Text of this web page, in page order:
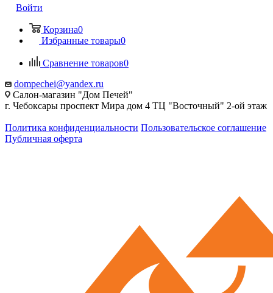
Войти
Корзина0
Избранные товары0
Сравнение товаров0
dompechei@yandex.ru
Салон-магазин "Дом Печей"
г. Чебоксары проспект Мира дом 4 ТЦ "Восточный" 2-ой этаж
Политика конфиденциальности Пользовательское соглашение
Публичная оферта